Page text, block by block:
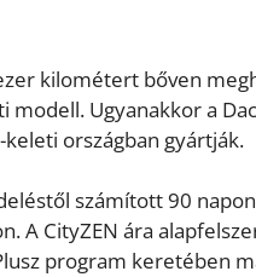
kilométert bőven
Ugyanakkor a
országban gyártják.
számított 90
A CityZEN ára
program keretében